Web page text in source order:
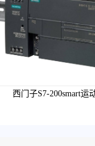
西门子S7-200smart运